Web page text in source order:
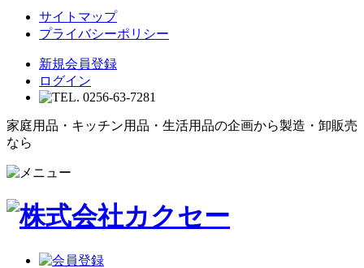
サイトマップ
プライバシーポリシー
新規会員登録
ログイン
家庭用品・キッチン用品・生活用品の企画から製造・卸販売
なら